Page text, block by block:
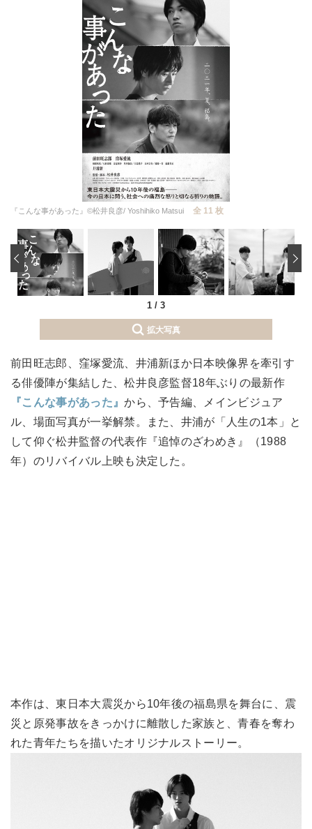
『こんな事があった』©松井良彦/ Yoshihiko Matsui 全 11 枚
1 / 3
‹
拡大写真
前田旺志郎、窪塚愛流、井浦新ほか日本映像界を牽引す
る俳優陣が集結した、松井良彦監督18年ぶりの最新作
『こんな事があった』から、予告編、メインビジュア
ル、場面写真が一挙解禁。また、井浦が「人生の1本」と
して仰ぐ松井監督の代表作『追悼のざわめき』（1988
年）のリバイバル上映も決定した。
本作は、東日本大震災から10年後の福島県を舞台に、震
災と原発事故をきっかけに離散した家族と、青春を奪わ
れた青年たちを描いたオリジナルストーリー。